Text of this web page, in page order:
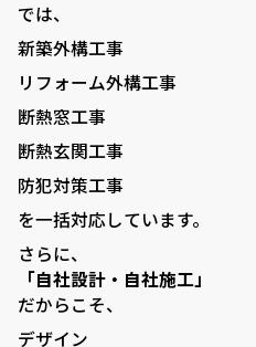
では、
新築外構工事
リフォーム外構工事
断熱窓工事
断熱玄関工事
防犯対策工事
を一括対応しています。
さらに、
「自社設計・自社施工」
だからこそ、
デザイン